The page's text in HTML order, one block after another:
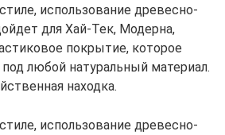
использование древесно-
для Хай-Тек, Модерна,
покрытие, которое
любой натуральный материал.
находка.
использование древесно-